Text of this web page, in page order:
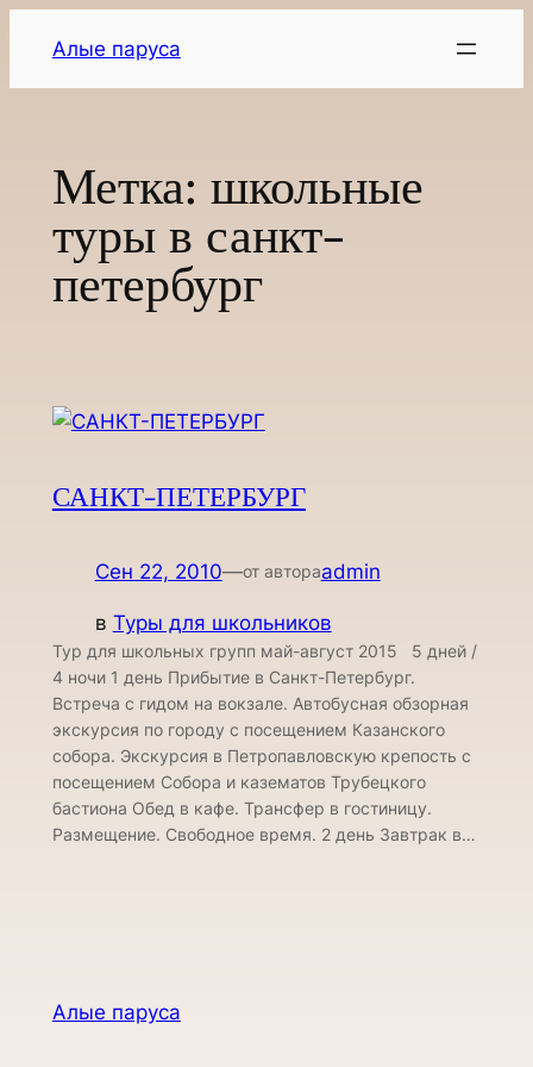
содержимому
Алые паруса
Метка: школьные
туры в санкт-
петербург
САНКТ-ПЕТЕРБУРГ
Сен 22, 2010—от автораadmin
в Туры для школьников
Тур для школьных групп май-август 2015 5 дней /
4 ночи 1 день Прибытие в Санкт-Петербург.
Встреча с гидом на вокзале. Автобусная обзорная
экскурсия по городу с посещением Казанского
собора. Экскурсия в Петропавловскую крепость с
посещением Собора и казематов Трубецкого
бастиона Обед в кафе. Трансфер в гостиницу.
Размещение. Свободное время. 2 день Завтрак в…
Алые паруса